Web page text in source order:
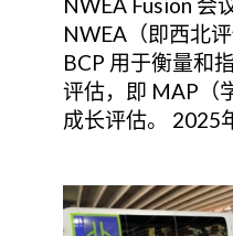
NWEA（即西北
BCP 用于衡量和
评估，即 MAP（
成长评估。 2025